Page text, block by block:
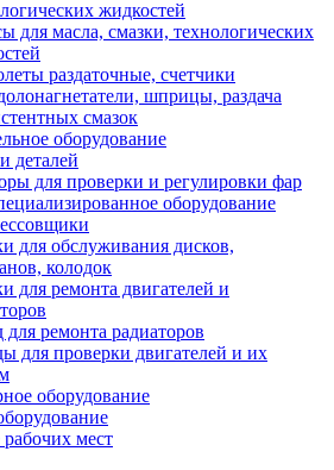
жидкостей
для масла, смазки, технологических
раздаточные, счетчики
шприцы, раздача
смазок
оборудование
деталей
для проверки и регулировки фар
оборудование
для обслуживания дисков,
колодок
для ремонта двигателей и
для ремонта радиаторов
для проверки двигателей и их
оборудование
мест